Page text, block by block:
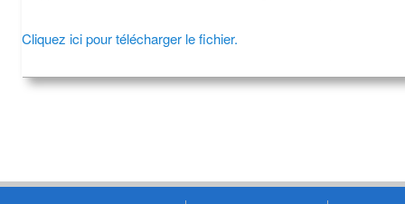
Cliquez ici pour télécharger le fichier.